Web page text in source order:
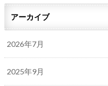
アーカイブ
2026年7月
2025年9月